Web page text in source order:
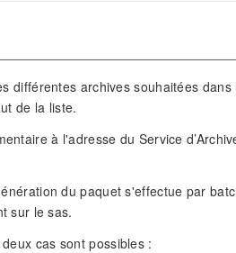
différentes archives souhaitées
de la liste.
à l'adresse du Service
du paquet s'effectue par
sur le sas.
cas sont possibles :